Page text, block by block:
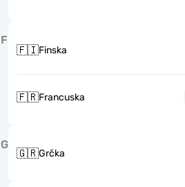
F
🇫🇮Finska
🇫🇷Francuska
G
🇬🇷Grčka